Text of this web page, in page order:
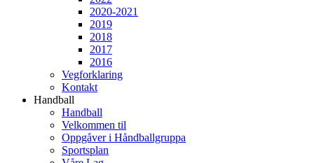
2020-2021
2019
2018
2017
2016
Vegforklaring
Kontakt
Handball
Handball
Velkommen til
Oppgåver i Håndballgruppa
Sportsplan